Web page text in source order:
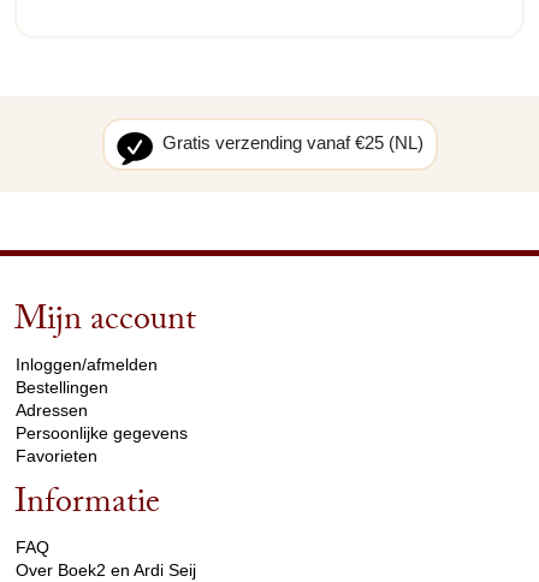
Gratis verzending vanaf €25 (NL)
Mijn account
Inloggen/afmelden
Bestellingen
Adressen
Persoonlijke gegevens
Favorieten
Informatie
FAQ
Over Boek2 en Ardi Seij